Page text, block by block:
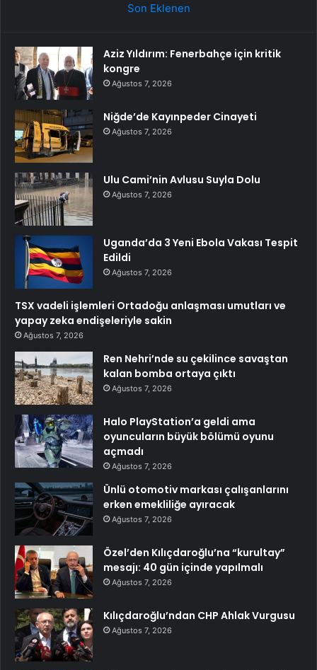
Son Eklenen
Aziz Yıldırım: Fenerbahçe için kritik
kongre
Ağustos 7, 2026
Niğde’de Kayınpeder Cinayeti
Ağustos 7, 2026
Ulu Cami’nin Avlusu Suyla Dolu
Ağustos 7, 2026
Uganda’da 3 Yeni Ebola Vakası Tespit
Edildi
Ağustos 7, 2026
TSX vadeli işlemleri Ortadoğu anlaşması umutları ve
yapay zeka endişeleriyle sakin
Ağustos 7, 2026
Ren Nehri’nde su çekilince savaştan
kalan bomba ortaya çıktı
Ağustos 7, 2026
Halo PlayStation’a geldi ama
oyuncuların büyük bölümü oyunu
açmadı
Ağustos 7, 2026
Ünlü otomotiv markası çalışanlarını
erken emekliliğe ayıracak
Ağustos 7, 2026
Özel’den Kılıçdaroğlu’na “kurultay”
mesajı: 40 gün içinde yapılmalı
Ağustos 7, 2026
Kılıçdaroğlu’ndan CHP Ahlak Vurgusu
Ağustos 7, 2026